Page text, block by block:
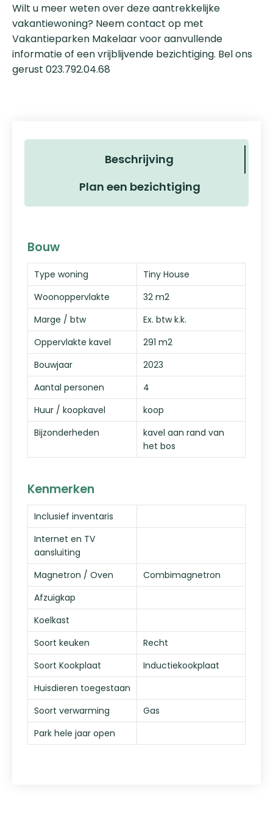
Wilt u meer weten over deze aantrekkelijke
vakantiewoning? Neem contact op met
Vakantieparken Makelaar voor aanvullende
informatie of een vrijblijvende bezichtiging. Bel ons
gerust 023.792.04.68
Beschrijving
Plan een bezichtiging
Bouw
Type woning
Tiny House
Woonoppervlakte
32 m2
Marge / btw
Ex. btw k.k.
Oppervlakte kavel
291 m2
Bouwjaar
2023
Aantal personen
4
Huur / koopkavel
koop
Bijzonderheden
kavel aan rand van
het bos
Kenmerken
Inclusief inventaris
Internet en TV
aansluiting
Magnetron / Oven
Combimagnetron
Afzuigkap
Koelkast
Soort keuken
Recht
Soort Kookplaat
Inductiekookplaat
Huisdieren toegestaan
Soort verwarming
Gas
Park hele jaar open